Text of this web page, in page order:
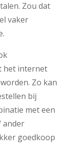
Zou dat
vaker
het internet
Zo kan
bij
met een
ander
goedkoop